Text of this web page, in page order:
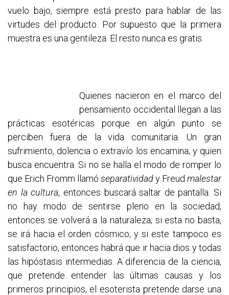
vuelo bajo, siempre está presto para hablar de las
virtudes del producto. Por supuesto que la primera
muestra es una gentileza. El resto nunca es gratis.
Quienes nacieron en el marco del
pensamiento occidental llegan a las
prácticas esotéricas porque en algún punto se
perciben fuera de la vida comunitaria. Un gran
sufrimiento, dolencia o extravío los encamina; y quien
busca encuentra. Si no se halla el modo de romper lo
que Erich Fromm llamó separatividady Freud malestar
en la cultura, entonces buscará saltar de pantalla. Si
no hay modo de sentirse pleno en la sociedad,
entonces se volverá a la naturaleza; si esta no basta,
se irá hacia el orden cósmico; y si este tampoco es
satisfactorio, entonces habrá que ir hacia dios y todas
las hipóstasis intermedias. A diferencia de la ciencia,
que pretende entender las últimas causas y los
primeros principios, el esoterista pretende darse una